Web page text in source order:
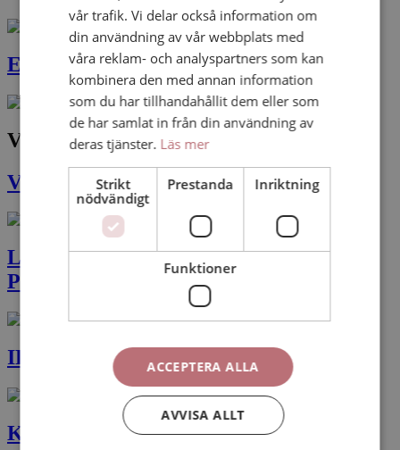
Employer branding Vision
Vad säger våra kunder om oss?
Vision om AHA Produktion
Länsstyrelsen Stockholm om AHA
Produktion
IF Metall om AHA Produktion
Kulturrådet om AHA Produktion
vår trafik. Vi delar också information om
din användning av vår webbplats med
våra reklam- och analyspartners som kan
kombinera den med annan information
som du har tillhandahållit dem eller som
de har samlat in från din användning av
deras tjänster. Läs mer
Strikt
nödvändigt
Prestanda Inriktning
Funktioner
ACCEPTERA ALLA
AVVISA ALLT